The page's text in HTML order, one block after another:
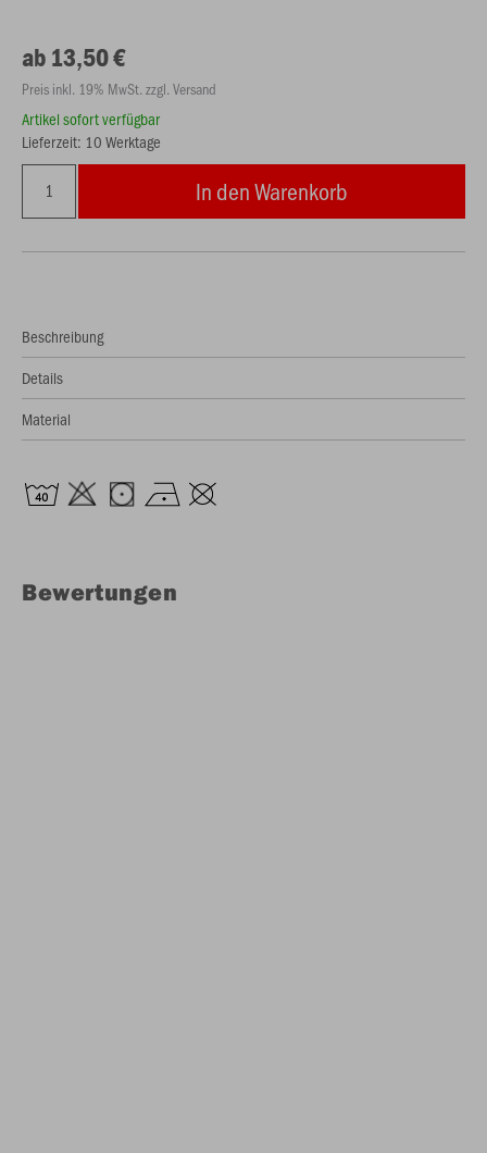
ab 13,50 €
Preis inkl. 19% MwSt. zzgl. Versand
Artikel sofort verfügbar
Lieferzeit: 10 Werktage
In den Warenkorb
Beschreibung
Details
Material
Bewertungen